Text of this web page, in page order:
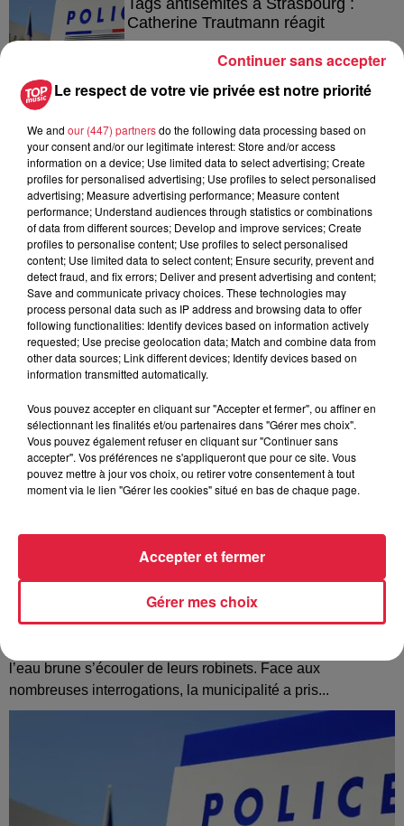
Tags antisémites à Strasbourg :
Catherine Trautmann réagit
Au zoo de Mulhouse : rencontre
avec les flamants rouges
À découvrir également
À Hoerdt, de l’eau brune sort des robinets
l’eau brune s’écouler de leurs robinets. Face aux
nombreuses interrogations, la municipalité a pris...
Le respect de votre vie privée est notre priorité
We and our (447) partnersdo the following data processing based on
your consent and/or our legitimate interest: Store and/or access
information on a device; Use limited data to select advertising; Create
profiles for personalised advertising; Use profiles to select personalised
advertising; Measure advertising performance; Measure content
performance; Understand audiences through statistics or combinations
of data from different sources; Develop and improve services; Create
profiles to personalise content; Use profiles to select personalised
content; Use limited data to select content; Ensure security, prevent and
detect fraud, and fix errors; Deliver and present advertising and content;
Save and communicate privacy choices. These technologies may
process personal data such as IP address and browsing data to offer
following functionalities: Identify devices based on information actively
requested; Use precise geolocation data; Match and combine data from
other data sources; Link different devices; Identify devices based on
information transmitted automatically.
Vous pouvez accepter en cliquant sur "Accepter et fermer", ou affiner en
sélectionnant les finalités et/ou partenaires dans "Gérer mes choix".
Vous pouvez également refuser en cliquant sur "Continuer sans
accepter". Vos préférences ne s'appliqueront que pour ce site. Vous
pouvez mettre à jour vos choix, ou retirer votre consentement à tout
moment via le lien "Gérer les cookies" situé en bas de chaque page.
Gérer mes choix
Accepter et fermer
Continuer sans accepter